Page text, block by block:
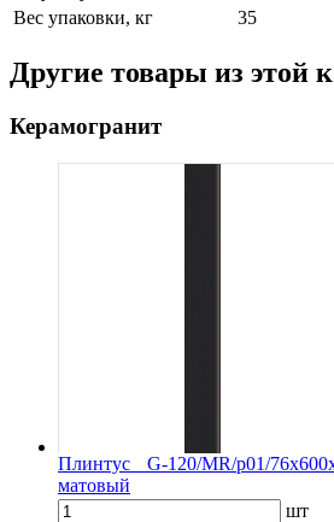
Вес упаковки, кг
35
Другие товары из этой
Керамогранит
Плинтус G-120/MR/p01/
матовый
шт